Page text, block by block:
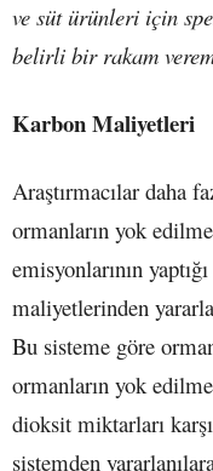
ve süt ürünleri için
belirli bir rakam
Karbon Maliyetleri
Araştırmacılar daha
ormanların yok
emisyonlarının
maliyetlerinden
Bu sisteme göre
ormanların yok
dioksit miktarları
sistemden